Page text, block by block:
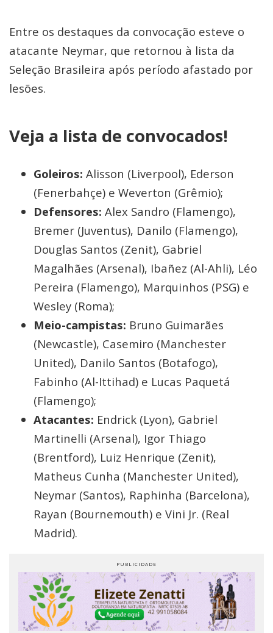
Entre os destaques da convocação esteve o
atacante Neymar, que retornou à lista da
Seleção Brasileira após período afastado por
lesões.
Veja a lista de convocados!
Goleiros: Alisson (Liverpool), Ederson
(Fenerbahçe) e Weverton (Grêmio);
Defensores: Alex Sandro (Flamengo),
Bremer (Juventus), Danilo (Flamengo),
Douglas Santos (Zenit), Gabriel
Magalhães (Arsenal), Ibañez (Al-Ahli), Léo
Pereira (Flamengo), Marquinhos (PSG) e
Wesley (Roma);
Meio-campistas: Bruno Guimarães
(Newcastle), Casemiro (Manchester
United), Danilo Santos (Botafogo),
Fabinho (Al-Ittihad) e Lucas Paquetá
(Flamengo);
Atacantes: Endrick (Lyon), Gabriel
Martinelli (Arsenal), Igor Thiago
(Brentford), Luiz Henrique (Zenit),
Matheus Cunha (Manchester United),
Neymar (Santos), Raphinha (Barcelona),
Rayan (Bournemouth) e Vini Jr. (Real
Madrid).